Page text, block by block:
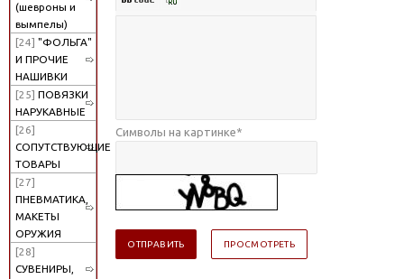
(шевроны и
вымпелы)
[24] "ФОЛЬГА"
И ПРОЧИЕ
НАШИВКИ
[25] ПОВЯЗКИ
НАРУКАВНЫЕ
[26]
СОПУТСТВУЮЩИЕ
ТОВАРЫ
[27]
ПНЕВМАТИКА,
МАКЕТЫ
ОРУЖИЯ
[28]
СУВЕНИРЫ,
Символы на картинке*